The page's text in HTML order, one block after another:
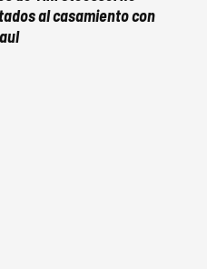
al casamiento con